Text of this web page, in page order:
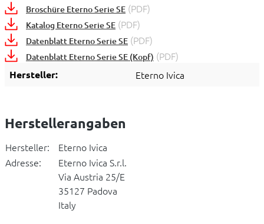
Broschüre Eterno Serie SE (PDF)
Katalog Eterno Serie SE (PDF)
Datenblatt Eterno Serie SE (PDF)
Datenblatt Eterno Serie SE (Kopf) (PDF)
Hersteller: Eterno Ivica
Herstellerangaben
Hersteller:
Eterno Ivica
Adresse:
Eterno Ivica S.r.l.
Via Austria 25/E
35127 Padova
Italy